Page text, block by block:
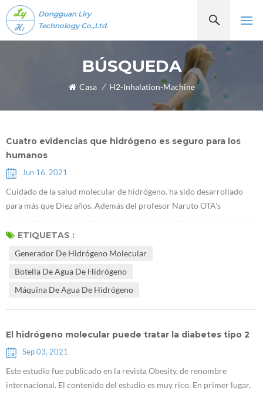
Dongguan Liry
Technology Co.,Ltd.
BÚSQUEDA
Casa / H2-Inhalation-Machine
Cuatro evidencias que hidrógeno es seguro para los
humanos
Jun 16, 2021
Cuidado de la salud molecular de hidrógeno. ha sido desarrollado
para más que Diez años. Además del profesor Naruto OTA's
descubrimiento de que Moléculas de hidrógenoTienen propiedades
antioxidantes selectivas en 2007, algunos académicos han
ciertos citoquinas. A medi...
ETIQUETAS :
Generador De Hidrógeno Molecular
Botella De Agua De Hidrógeno
Máquina De Agua De Hidrógeno
El hidrógeno molecular puede tratar la diabetes tipo 2
Sep 03, 2021
Este estudio fue publicado en la revista Obesity, de renombre
internacional. El contenido del estudio es muy rico. En primer lugar,
encontraron queE máquina lectrolítica PEM H2 puede promover la